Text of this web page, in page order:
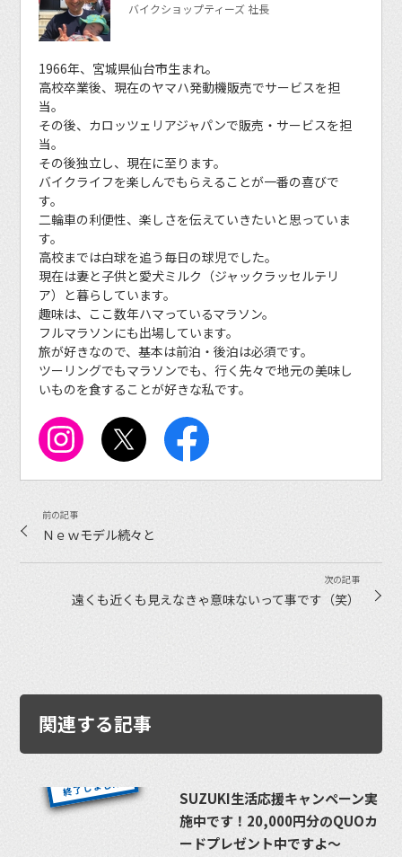
バイクショップティーズ 社長
1966年、宮城県仙台市生まれ。
高校卒業後、現在のヤマハ発動機販売でサービスを担
当。
その後、カロッツェリアジャパンで販売・サービスを担
当。
その後独立し、現在に至ります。
バイクライフを楽しんでもらえることが一番の喜びで
す。
二輪車の利便性、楽しさを伝えていきたいと思っていま
す。
高校までは白球を追う毎日の球児でした。
現在は妻と子供と愛犬ミルク（ジャックラッセルテリ
ア）と暮らしています。
趣味は、ここ数年ハマっているマラソン。
フルマラソンにも出場しています。
旅が好きなので、基本は前泊・後泊は必須です。
ツーリングでもマラソンでも、行く先々で地元の美味し
いものを食することが好きな私です。
Ｎｅｗモデル続々と
遠くも近くも見えなきゃ意味ないって事です（笑）
関連する記事
SUZUKI生活応援キャンペーン実
施中です！20,000円分のQUOカ
ードプレゼント中ですよ〜